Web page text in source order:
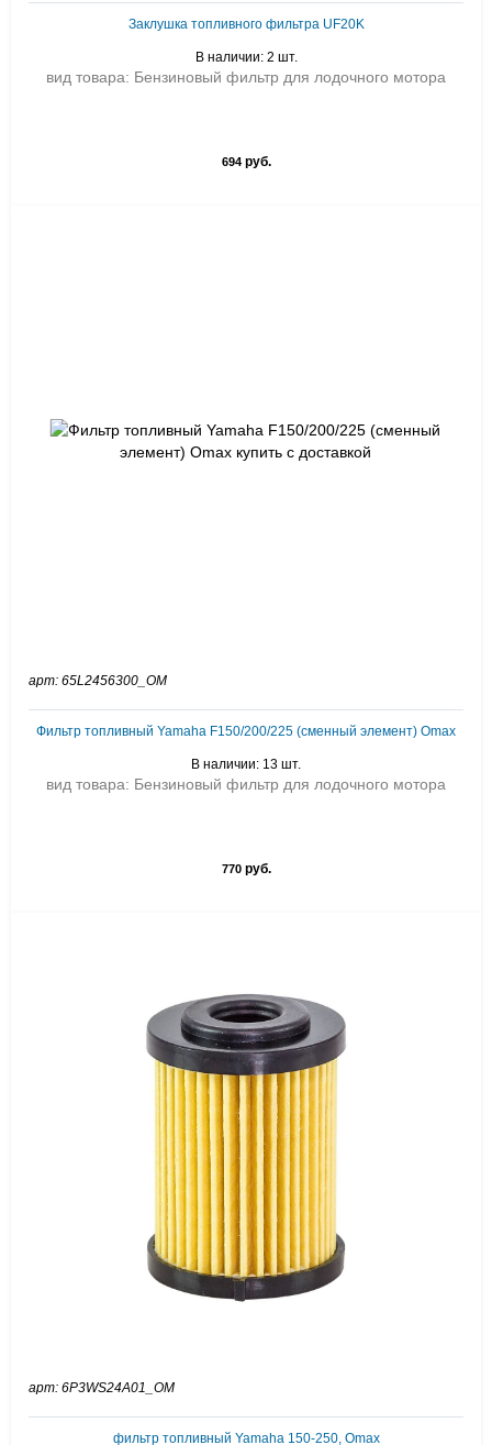
Заклушка топливного фильтра UF20K
В наличии: 2 шт.
вид товара: Бензиновый фильтр для лодочного мотора
694руб.
арт: 65L2456300_OM
Фильтр топливный Yamaha F150/200/225 (сменный элемент) Omax
В наличии: 13 шт.
вид товара: Бензиновый фильтр для лодочного мотора
770руб.
арт: 6P3WS24A01_OM
фильтр топливный Yamaha 150-250, Omax